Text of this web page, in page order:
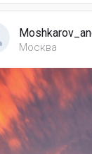
Москва